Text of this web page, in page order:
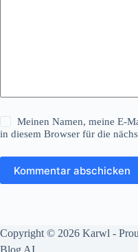
Meinen Namen, meine E-
in diesem Browser für die
Kommentar abschicken
Copyright © 2026 Karwl -